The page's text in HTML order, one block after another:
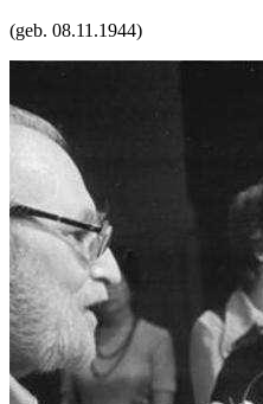
(geb. 08.11.1944)